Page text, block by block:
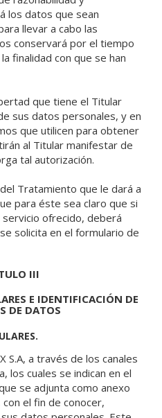
los datos que sean
llevar a cabo las
conservará por el tiempo
finalidad con que se han
que tiene el Titular
sus datos personales, y en
que utilicen para obtener
al Titular manifestar de
tal autorización.
Tratamiento que le dará a
para éste sea claro que si
ofrecido, deberá
solicita en el formulario de
III
E IDENTIFICACIÓN DE
DE DATOS
S.A, a través de los canales
los cuales se indican en el
se adjunta como anexo
el fin de conocer,